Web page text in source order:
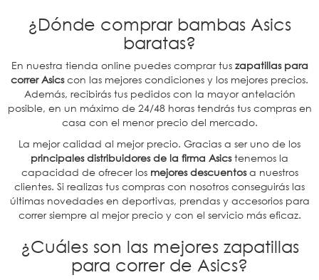
¿Dónde comprar bambas Asics
baratas?
En nuestra tienda online puedes comprar tus zapatillas para
correr Asicscon las mejores condiciones y los mejores precios.
Además, recibirás tus pedidos con la mayor antelación
posible, en un máximo de 24/48 horas tendrás tus compras en
casa con el menor precio del mercado.
La mejor calidad al mejor precio. Gracias a ser uno de los
principales distribuidores de la firma Asicstenemos la
capacidad de ofrecer losmejores descuentosa nuestros
clientes. Si realizas tus compras con nosotros conseguirás las
últimas novedades en deportivas, prendas y accesorios para
correr siempre al mejor precio y con el servicio más eficaz.
¿Cuáles son las mejores zapatillas
para correr de Asics?